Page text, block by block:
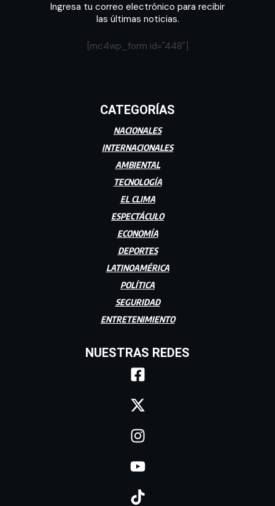
Ingresa tu correo electrónico para recibir
las últimas noticias.
[mc4wp_form id="448"]
CATEGORÍAS
NACIONALES
INTERNACIONALES
AMBIENTAL
TECNOLOGÍA
EL CLIMA
ESPECTÁCULO
ECONOMÍA
DEPORTES
LATINOAMÉRICA
POLÍTICA
SEGURIDAD
ENTRETENIMIENTO
NUESTRAS REDES